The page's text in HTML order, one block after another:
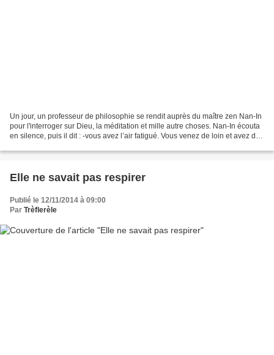
Un jour, un professeur de philosophie se rendit auprès du maître zen Nan-In
pour l'interroger sur Dieu, la méditation et mille autre choses. Nan-In écouta
en silence, puis il dit : -vous avez l’air fatigué. Vous venez de loin et avez dû
Elle ne savait pas respirer
Publié le 12/11/2014 à 09:00
Par Trèflerèle